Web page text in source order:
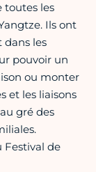
toutes les
Ils ont
dans les
pouvoir un
ou monter
et les liaisons
gré des
Festival de